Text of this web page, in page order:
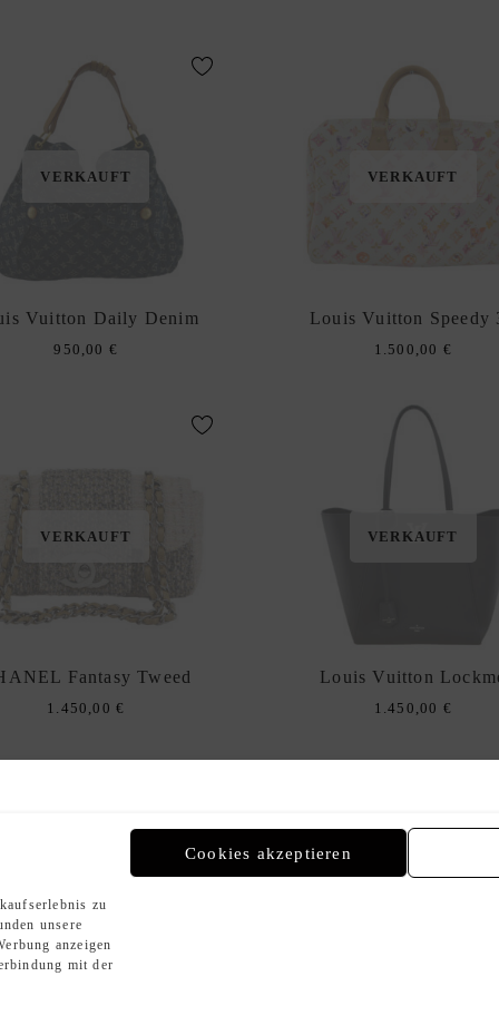
zu
unsere
anzeigen
mit der
Cookies akzeptieren
VERKAUFT
Vuitton Daily Denim
950,00 €
VERKAUFT
Louis Vuitton Speedy
1.500,00 €
VERKAUFT
Fantasy Tweed
1.450,00€
VERKAUFT
Louis Vuitton
1.450,00 €